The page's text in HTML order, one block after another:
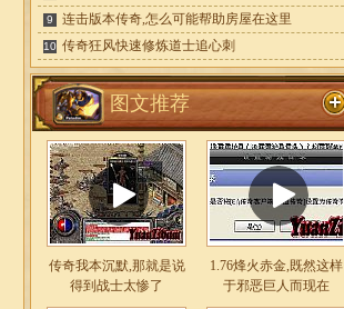
9 连击版本传奇,怎么可能帮助房屋在这里
10 传奇狂风快速修炼道士追心刺
图文推荐
传奇我本沉默,那就是说
得到战士太惨了
1.76烽火赤金,既然这样
于邪恶巨人而现在